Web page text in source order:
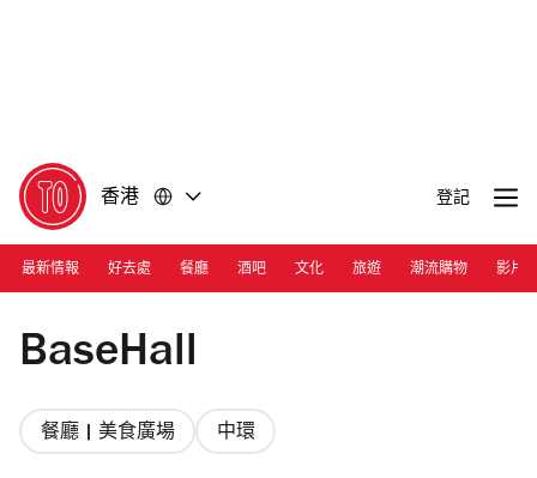
香港 登記
最新情報 好去處 餐廳 酒吧 文化 旅遊 潮流購物 影片
Photograph: Courtesy BaseHall
BaseHall
餐廳 | 美食廣場 中環